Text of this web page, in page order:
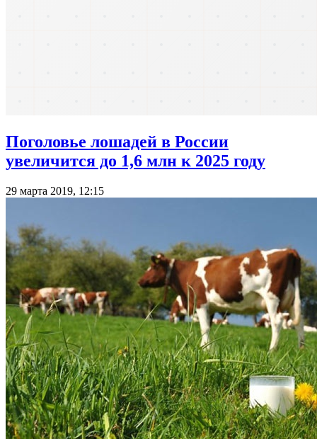
Поголовье лошадей в России
увеличится до 1,6 млн к 2025 году
29 марта 2019, 12:15